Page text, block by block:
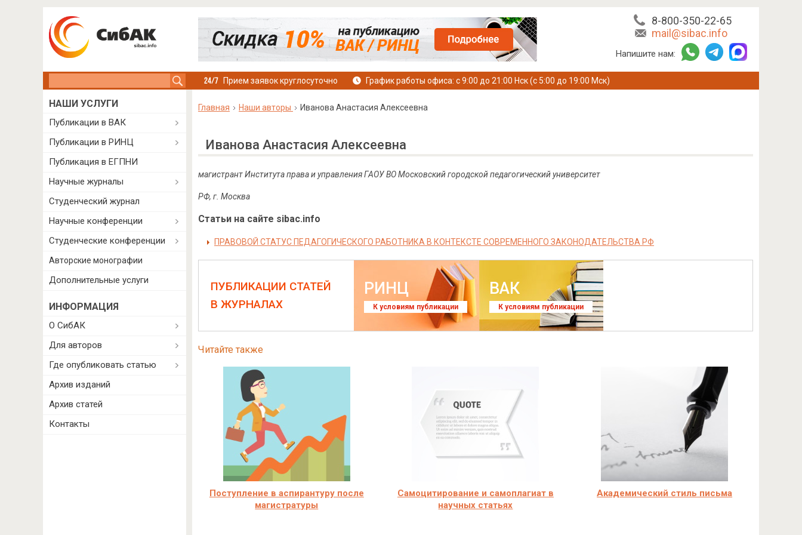
8-800-350-22-65
mail@sibac.info
Напишите нам:
Прием заявок круглосуточно График работы офиса: с 9:00 до 21:00 Нск (с 5:00 до 19:00 Мск)
Главная Наши авторы Иванова Анастасия Алексеевна
Иванова Анастасия Алексеевна
магистрант Института права и управления ГАОУ ВО Московский городской педагогический университет
РФ, г. Москва
Статьи на сайте sibac.info
ПРАВОВОЙ СТАТУС ПЕДАГОГИЧЕСКОГО РАБОТНИКА В КОНТЕКСТЕ СОВРЕМЕННОГО ЗАКОНОДАТЕЛЬСТВА РФ
ПУБЛИКАЦИИ СТАТЕЙ
В ЖУРНАЛАХ
РИНЦ
К условиям публикации
ВАК
К условиям публикации
Читайте также
Поступление в аспирантуру после
магистратуры
Самоцитирование и самоплагиат в
научных статьях
Академический стиль письма
НАШИ УСЛУГИ
Публикации в ВАК
Публикации в РИНЦ
Публикация в ЕГПНИ
Научные журналы
Студенческий журнал
Научные конференции
Студенческие конференции
Авторские монографии
Дополнительные услуги
ИНФОРМАЦИЯ
О СибАК
Для авторов
Где опубликовать статью
Архив изданий
Архив статей
Контакты